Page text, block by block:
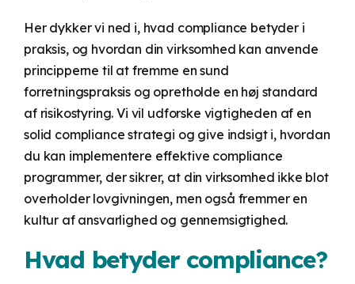
Her dykker vi ned i, hvad compliance betyder i
praksis, og hvordan din virksomhed kan anvende
principperne til at fremme en sund
forretningspraksis og opretholde en høj standard
af risikostyring. Vi vil udforske vigtigheden af en
solid compliance strategi og give indsigt i, hvordan
du kan implementere effektive compliance
programmer, der sikrer, at din virksomhed ikke blot
overholder lovgivningen, men også fremmer en
kultur af ansvarlighed og gennemsigtighed.
Hvad betyder compliance?